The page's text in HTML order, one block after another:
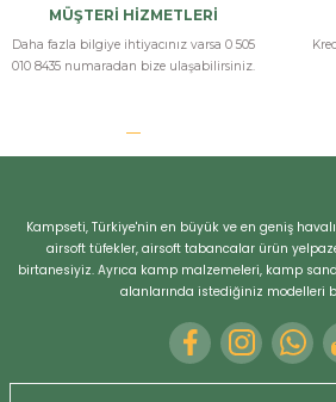
MÜŞTERİ HİZMETLERİ
Daha fazla bilgiye ihtiyacınız varsa 0 505
010 8435 numaradan bize ulaşabilirsiniz.
Kampseti, Türkiye'nin en büyük ve en geniş
airsoft tüfekler, airsoft tabancalar ürün
birtanesiyiz. Ayrıca kamp malzemeleri, kamp
alanlarında istediğiniz modelleri